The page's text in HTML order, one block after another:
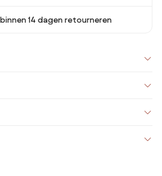
14 dagen retourneren